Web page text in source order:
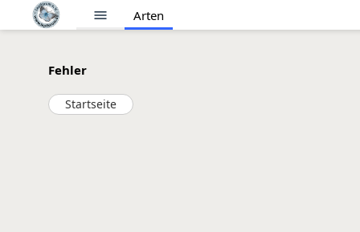
menu Arten
Fehler
Startseite